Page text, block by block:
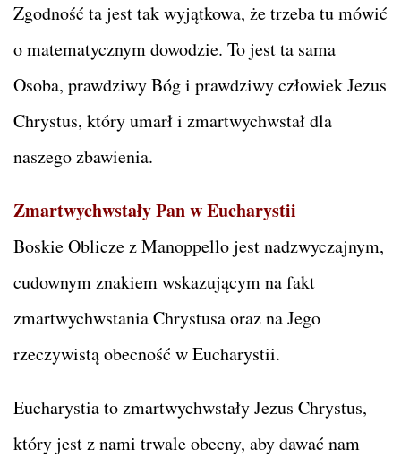
Zgodność ta jest tak wyjątkowa, że trzeba tu mówić
o matematycznym dowodzie. To jest ta sama
Osoba, prawdziwy Bóg i prawdziwy człowiek Jezus
Chrystus, który umarł i zmartwychwstał dla
naszego zbawienia.
Zmartwychwstały Pan w Eucharystii
Boskie Oblicze z Manoppello jest nadzwyczajnym,
cudownym znakiem wskazującym na fakt
zmartwychwstania Chrystusa oraz na Jego
rzeczywistą obecność w Eucharystii.
Eucharystia to zmartwychwstały Jezus Chrystus,
który jest z nami trwale obecny, aby dawać nam